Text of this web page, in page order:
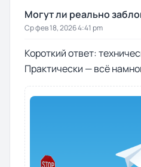
Могут ли реально
Ср фев 18, 2026 4:41 pm
Короткий ответ:
Практически — всё